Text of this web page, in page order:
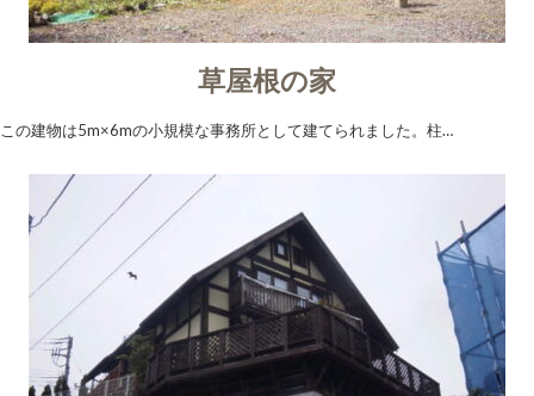
草屋根の家
この建物は5m×6mの小規模な事務所として建てられました。柱…